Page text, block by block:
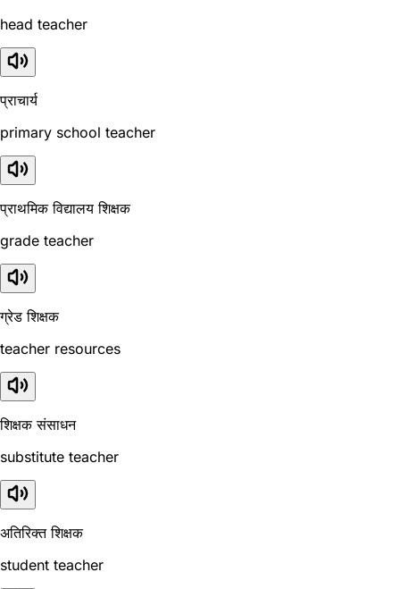
head teacher
प्राचार्य
primary school teacher
प्राथमिक विद्यालय शिक्षक
grade teacher
ग्रेड शिक्षक
teacher resources
शिक्षक संसाधन
substitute teacher
अतिरिक्त शिक्षक
student teacher